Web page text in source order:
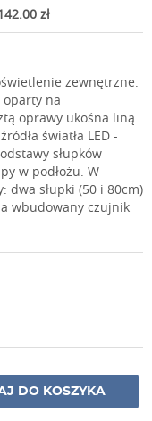
zł
zewnętrzne.
na
oprawy ukośna liną.
światła LED -
słupków
w podłożu. W
dwa słupki (50 i 80cm)
wbudowany czujnik
DO KOSZYKA